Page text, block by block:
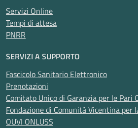
Servizi Online
Tempi di attesa
PNRR
SERVIZI A SUPPORTO
Fascicolo Sanitario Elettronico
Prenotazioni
Comitato Unico di Garanzia per le Pari
Fondazione di Comunità Vicentina per
OUVI ONLUSS